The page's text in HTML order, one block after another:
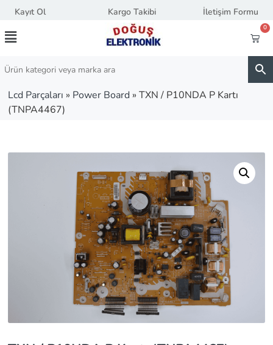
Kayıt Ol Kargo Takibi İletişim Formu
0
Lcd Parçaları » Power Board » TXN / P10NDA P Kartı
(TNPA4467)